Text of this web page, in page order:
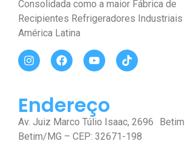
Consolidada como a maior Fábrica de
Recipientes Refrigeradores Industriais
América Latina
Endereço
Av. Juiz Marco Túlio Isaac, 2696
Betim/MG – CEP: 32671-198